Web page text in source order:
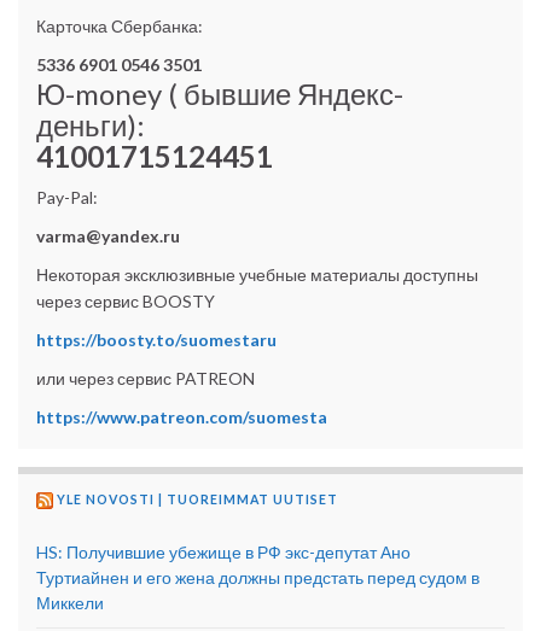
Карточка Сбербанка:
5336 6901 0546 3501
Ю-money ( бывшие Яндекс-
деньги):
41001715124451
Pay-Pal:
varma@yandex.ru
Некоторая эксклюзивные учебные материалы доступны
через сервис BOOSTY
https://boosty.to/suomestaru
или через сервис PATREON
https://www.patreon.com/suomesta
YLE NOVOSTI | TUOREIMMAT UUTISET
HS: Получившие убежище в РФ экс-депутат Ано
Туртиайнен и его жена должны предстать перед судом в
Миккели